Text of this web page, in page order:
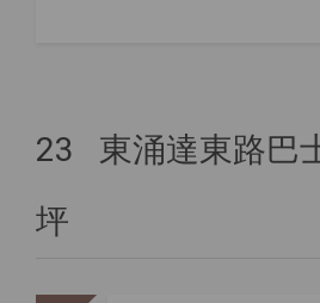
23 東涌達東路巴
坪